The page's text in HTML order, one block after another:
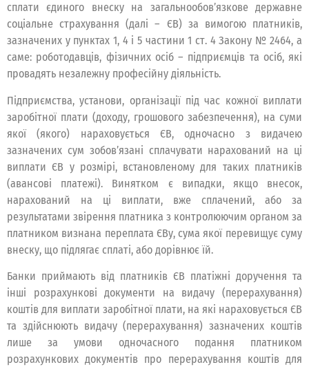
сплати єдиного внеску на загальнообов’язкове державне
соціальне страхування (далі – ЄВ) за вимогою платників,
зазначених у пунктах 1, 4 і 5 частини 1 ст. 4 Закону № 2464, а
саме: роботодавців, фізичних осіб – підприємців та осіб, які
провадять незалежну професійну діяльність.
Підприємства, установи, організації під час кожної виплати
заробітної плати (доходу, грошового забезпечення), на суми
якої (якого) нараховується ЄВ, одночасно з видачею
зазначених сум зобов’язані сплачувати нарахований на ці
виплати ЄВ у розмірі, встановленому для таких платників
(авансові платежі). Винятком є випадки, якщо внесок,
нарахований на ці виплати, вже сплачений, або за
результатами звірення платника з контролюючим органом за
платником визнана переплата ЄВу, сума якої перевищує суму
внеску, що підлягає сплаті, або дорівнює їй.
Банки приймають від платників ЄВ платіжні доручення та
інші розрахункові документи на видачу (перерахування)
коштів для виплати заробітної плати, на які нараховується ЄВ
та здійснюють видачу (перерахування) зазначених коштів
лише за умови одночасного подання платником
розрахункових документів про перерахування коштів для